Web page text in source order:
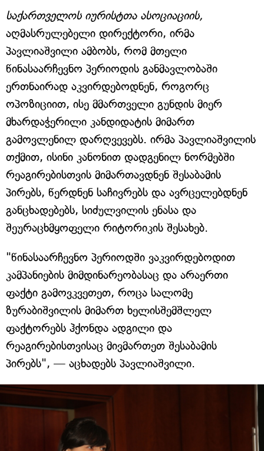
საქართველოს იურისტთა ასოციაციის,
აღმასრულებელი დირექტორი, ირმა
პავლიაშვილი ამბობს, რომ მთელი
წინასაარჩევნო პერიოდის განმავლობაში
ერთნაირად აკვირდებოდნენ, როგორც
ოპოზიციით, ისე მმართველი გუნდის მიერ
მხარდაჭერილი კანდიდატის მიმართ
გამოვლენილ დარღვევებს. ირმა პავლიაშვილის
თქმით, ისინი კანონით დადგენილ ნორმებში
რეაგირებისთვის მიმართავდნენ შესაბამის
პირებს, წერდნენ საჩივრებს და ავრცელებდნენ
განცხადებებს, სიძულვილის ენასა და
შეურაცხმყოფელი რიტორიკის შესახებ.
"წინასაარჩევნო პერიოდში ვაკვირდებოდით
კამპანიების მიმდინარეობასაც და არაერთი
ფაქტი გამოვკვეთეთ, როცა სალომე
ზურაბიშვილის მიმართ ხელისშემშლელ
ფაქტორებს ჰქონდა ადგილი და
რეაგირებისთვისაც მივმართეთ შესაბამის
პირებს", — აცხადებს პავლიაშვილი.